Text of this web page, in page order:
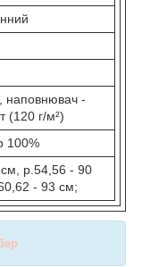
наповнювач -
(120 г/м²)
100%
р.54,56 - 90
- 93 см;